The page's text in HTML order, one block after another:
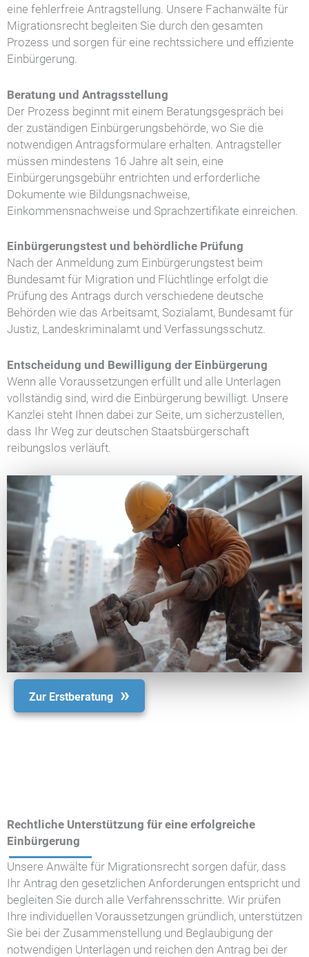
eine fehlerfreie Antragstellung. Unsere Fachanwälte für
Migrationsrecht begleiten Sie durch den gesamten
Prozess und sorgen für eine rechtssichere und effiziente
Einbürgerung.
Beratung und Antragsstellung
Der Prozess beginnt mit einem Beratungsgespräch bei
der zuständigen Einbürgerungsbehörde, wo Sie die
notwendigen Antragsformulare erhalten. Antragsteller
müssen mindestens 16 Jahre alt sein, eine
Einbürgerungsgebühr entrichten und erforderliche
Dokumente wie Bildungsnachweise,
Einkommensnachweise und Sprachzertifikate einreichen.
Einbürgerungstest und behördliche Prüfung
Nach der Anmeldung zum Einbürgerungstest beim
Bundesamt für Migration und Flüchtlinge erfolgt die
Prüfung des Antrags durch verschiedene deutsche
Behörden wie das Arbeitsamt, Sozialamt, Bundesamt für
Justiz, Landeskriminalamt und Verfassungsschutz.
Entscheidung und Bewilligung der Einbürgerung
Wenn alle Voraussetzungen erfüllt und alle Unterlagen
vollständig sind, wird die Einbürgerung bewilligt. Unsere
Kanzlei steht Ihnen dabei zur Seite, um sicherzustellen,
dass Ihr Weg zur deutschen Staatsbürgerschaft
reibungslos verläuft.
Zur Erstberatung
Rechtliche Unterstützung für eine erfolgreiche
Einbürgerung
Unsere Anwälte für Migrationsrecht sorgen dafür, dass
Ihr Antrag den gesetzlichen Anforderungen entspricht und
begleiten Sie durch alle Verfahrensschritte. Wir prüfen
Ihre individuellen Voraussetzungen gründlich, unterstützen
Sie bei der Zusammenstellung und Beglaubigung der
notwendigen Unterlagen und reichen den Antrag bei der